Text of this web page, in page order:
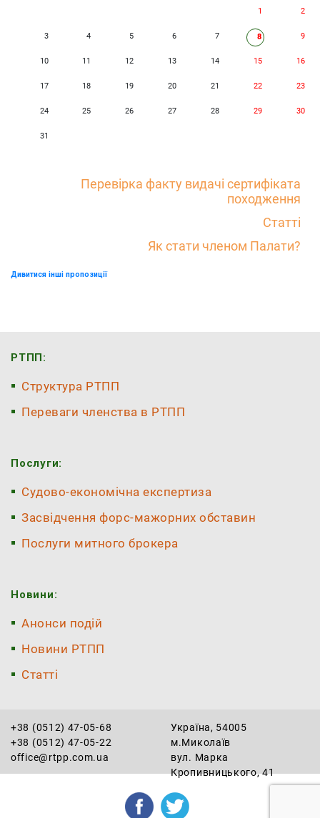
1 2
3 4 5 6 7 8 9
10 11 12 13 14 15 16
17 18 19 20 21 22 23
24 25 26 27 28 29 30
31
Перевірка факту видачі сертифіката
походження
Статті
Як стати членом Палати?
Дивитися інші пропозиції
РТПП:
Структура РТПП
Переваги членства в РТПП
Послуги:
Судово-економічна експертиза
Засвідчення форс-мажорних обставин
Послуги митного брокера
Новини:
Анонси подій
Новини РТПП
Статті
+38 (0512) 47-05-68
+38 (0512) 47-05-22
office@rtpp.com.ua
Україна, 54005
м.Миколаїв
вул. Марка
Кропивницького, 41